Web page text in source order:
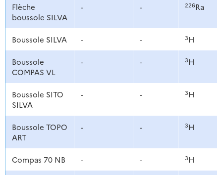
Flèche
boussole SILVA
- - 226Ra
Boussole SILVA - - 3H
Boussole
COMPAS VL
- - 3H
Boussole SITO
SILVA
- - 3H
Boussole TOPO
ART
- - 3H
Compas 70 NB - - 3H